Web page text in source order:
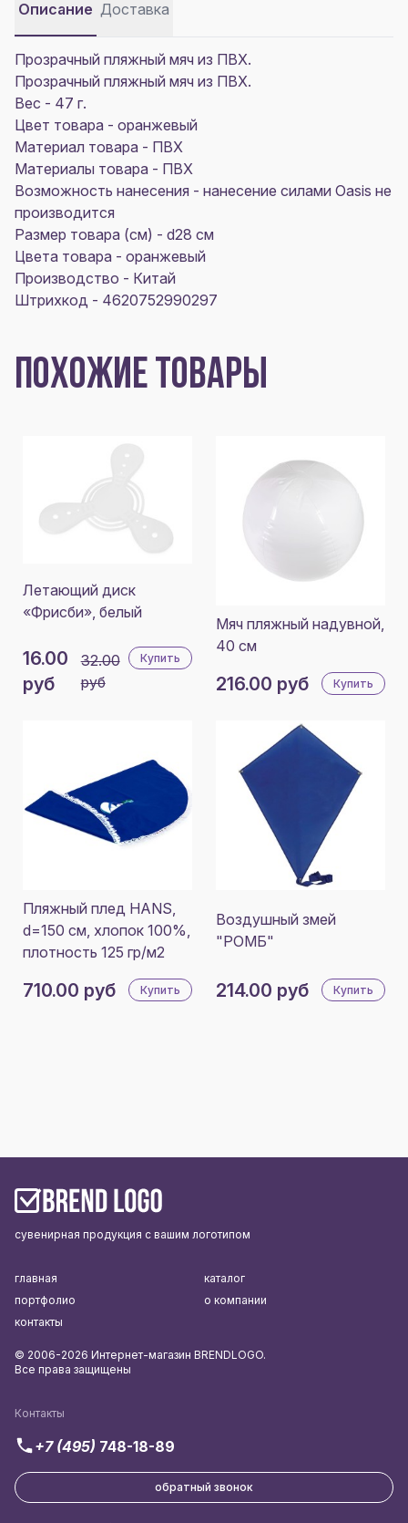
Описание Доставка
Прозрачный пляжный мяч из ПВХ.
Прозрачный пляжный мяч из ПВХ.
Вес - 47 г.
Цвет товара - оранжевый
Материал товара - ПВХ
Материалы товара - ПВХ
Возможность нанесения - нанесение силами Oasis не
производится
Размер товара (см) - d28 см
Цвета товара - оранжевый
Производство - Китай
Штрихкод - 4620752990297
ПОХОЖИЕ ТОВАРЫ
Летающий диск
«Фрисби», белый
16.00
руб
32.00
руб
Купить
Мяч пляжный надувной,
40 см
216.00 руб Купить
Пляжный плед HANS,
d=150 см, хлопок 100%,
плотность 125 гр/м2
710.00 руб Купить
Воздушный змей
"РОМБ"
214.00 руб Купить
сувенирная продукция с вашим логотипом
Контакты
+7 (495) 748-18-89
обратный звонок
главная
каталог
портфолио
о компании
контакты
© 2006-2026 Интернет-магазин BRENDLOGO.
Все права защищены